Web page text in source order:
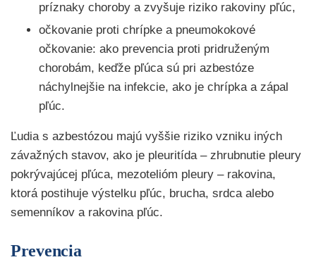
príznaky choroby a zvyšuje riziko rakoviny pľúc,
očkovanie proti chrípke a pneumokokové
očkovanie: ako prevencia proti pridruženým
chorobám, keďže pľúca sú pri azbestóze
náchylnejšie na infekcie, ako je chrípka a zápal
pľúc.
Ľudia s azbestózou majú vyššie riziko vzniku iných
závažných stavov, ako je pleuritída – zhrubnutie pleury
pokrývajúcej pľúca, mezotelióm pleury – rakovina,
ktorá postihuje výstelku pľúc, brucha, srdca alebo
semenníkov a rakovina pľúc.
Prevencia